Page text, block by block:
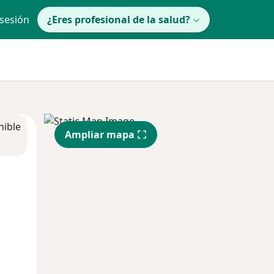
¿Eres profesional de la salud?
Ampliar mapa